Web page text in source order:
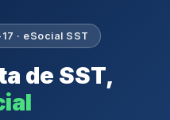
17 · eSocial SST
de SST,